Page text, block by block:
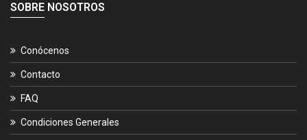
SOBRE NOSOTROS
Conócenos
Contacto
FAQ
Condiciones Generales